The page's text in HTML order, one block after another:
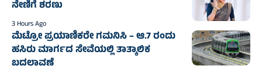
ನೇಣಿಗೆ ಶರಣು
3 Hours Ago
ಮೆಟ್ರೋ ಪ್ರಯಾಣಿಕರೇ ಗಮನಿಸಿ – ಆ.7 ರಂದು
ಹಸಿರು ಮಾರ್ಗದ ಸೇವೆಯಲ್ಲಿ ತಾತ್ಕಾಲಿಕ
ಬದಲಾವಣೆ